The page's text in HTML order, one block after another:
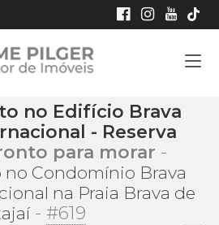
no Edifício Brava
- Reserva
para morar -
Condomínio Brava
na Praia Brava de
- #619